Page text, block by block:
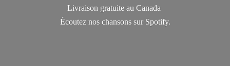
Livraison gratuite au Canada
Écoutez nos chansons sur Spotify.